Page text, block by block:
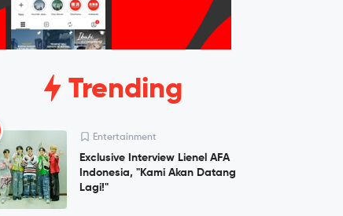
Trending
Entertainment
Exclusive Interview Lienel AFA
Indonesia, "Kami Akan Datang
Lagi!"